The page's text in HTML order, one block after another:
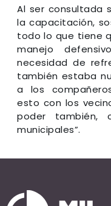
Al ser consultada
la capacitación,
todo lo que tiene
manejo
necesidad de
también estaba
a los
esto con los
poder también,
municipales”.